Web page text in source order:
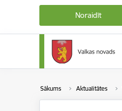
Noraidīt
Sākums Aktualitātes